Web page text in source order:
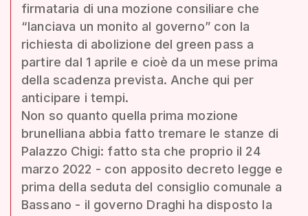
firmataria di una mozione consiliare che
“lanciava un monito al governo” con la
richiesta di abolizione del green pass a
partire dal 1 aprile e cioè da un mese prima
della scadenza prevista. Anche qui per
anticipare i tempi.
Non so quanto quella prima mozione
brunelliana abbia fatto tremare le stanze di
Palazzo Chigi: fatto sta che proprio il 24
marzo 2022 - con apposito decreto legge e
prima della seduta del consiglio comunale a
Bassano - il governo Draghi ha disposto la